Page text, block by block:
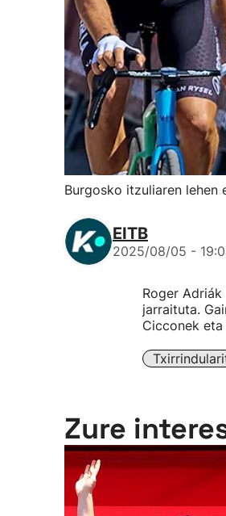
Burgosko itzuliaren
EITB
2025/08/05 -
Roger
jarraituta.
Cicconek
Zure